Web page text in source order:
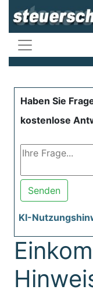
Haben Sie
kostenlose
Senden
KI-